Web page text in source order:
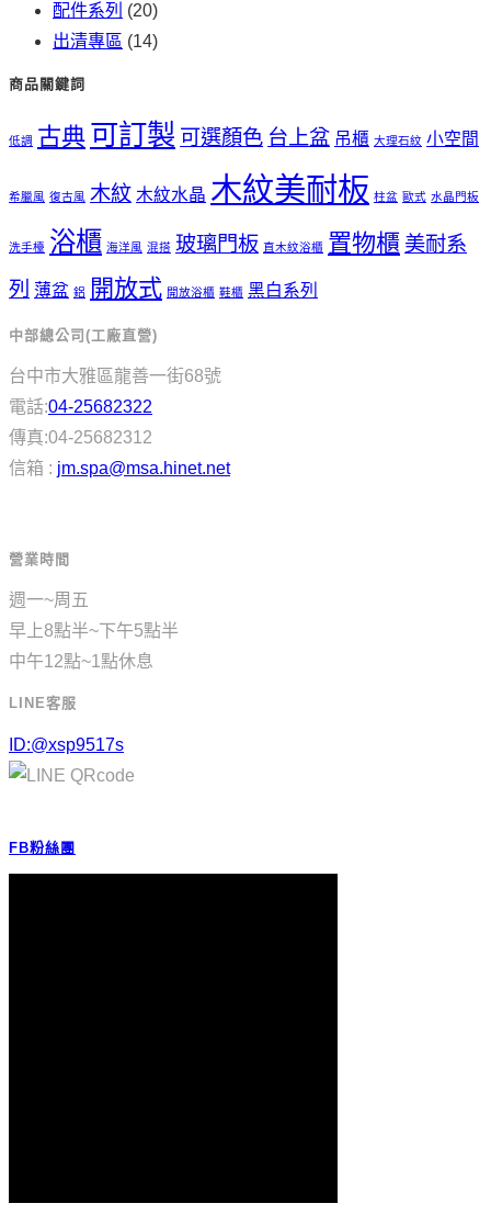
配件系列 (20)
出清專區 (14)
商品關鍵詞
低調 古典 可訂製 可選顏色 台上盆 吊櫃 大理石紋 小空間
希臘風 復古風 木紋 木紋水晶 木紋美耐板 柱盆 歐式 水晶門板
洗手檯 浴櫃 海洋風 混搭 玻璃門板 直木紋浴櫃 置物櫃 美耐系
列 薄盆 鋁 開放式 開放浴櫃 鞋櫃 黑白系列
中部總公司(工廠直營)
台中市大雅區龍善一街68號
電話:04-25682322
傳真:04-25682312
信箱 : jm.spa@msa.hinet.net
營業時間
週一~周五
早上8點半~下午5點半
中午12點~1點休息
LINE客服
ID:@xsp9517s
FB粉絲團